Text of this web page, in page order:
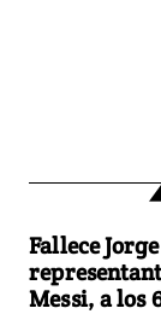
Fallece
Messi, a los